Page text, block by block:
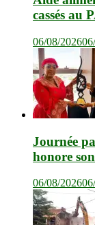
cassés au
06/08/2026
Journée
honore
06/08/2026